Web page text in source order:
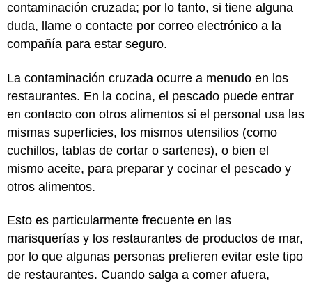
contaminación cruzada; por lo tanto, si tiene alguna
duda, llame o contacte por correo electrónico a la
compañía para estar seguro.
La contaminación cruzada ocurre a menudo en los
restaurantes. En la cocina, el pescado puede entrar
en contacto con otros alimentos si el personal usa las
mismas superficies, los mismos utensilios (como
cuchillos, tablas de cortar o sartenes), o bien el
mismo aceite, para preparar y cocinar el pescado y
otros alimentos.
Esto es particularmente frecuente en las
marisquerías y los restaurantes de productos de mar,
por lo que algunas personas prefieren evitar este tipo
de restaurantes. Cuando salga a comer afuera,